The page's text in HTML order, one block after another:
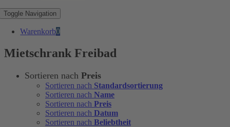
Toggle Navigation
Warenkorb0
Mietschrank Freibad
Sortieren nach Preis
Sortieren nach Standardsortierung
Sortieren nach Name
Sortieren nach Preis
Sortieren nach Datum
Sortieren nach Beliebtheit